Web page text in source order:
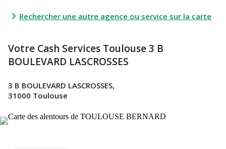
Rechercher une autre agence ou service sur la carte
Votre Cash Services Toulouse 3 B
BOULEVARD LASCROSSES
3 B BOULEVARD LASCROSSES,
31000 Toulouse